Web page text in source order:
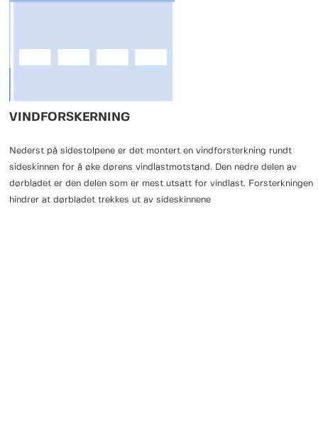
VINDFORSKERNING
Nederst på sidestolpene er det montert en vindforsterkning rundt
sideskinnen for å øke dørens vindlastmotstand. Den nedre delen av
dørbladet er den delen som er mest utsatt for vindlast. Forsterkningen
hindrer at dørbladet trekkes ut av sideskinnene